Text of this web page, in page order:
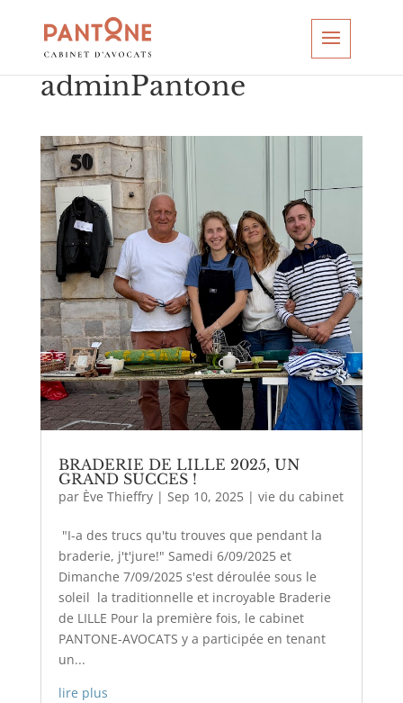
adminPantone
BRADERIE DE LILLE 2025, UN
GRAND SUCCES !
par Ève Thieffry| Sep 10, 2025| vie du cabinet
"I-a des trucs qu'tu trouves que pendant la
braderie, j't'jure!" Samedi 6/09/2025 et
Dimanche 7/09/2025 s'est déroulée sous le
soleil la traditionnelle et incroyable Braderie
de LILLE Pour la première fois, le cabinet
PANTONE-AVOCATS y a participée en tenant
un...
lire plus